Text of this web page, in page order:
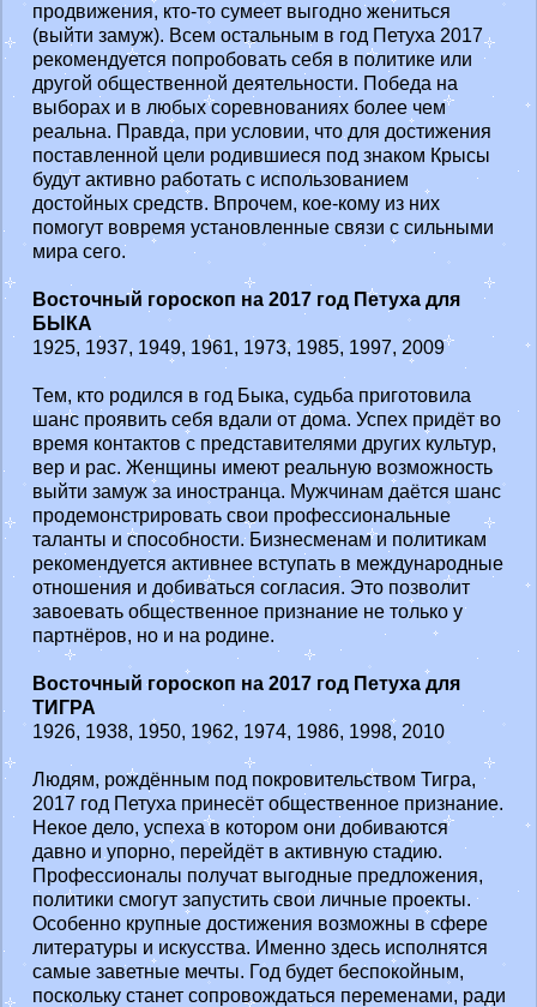
продвижения, кто-то сумеет выгодно жениться
(выйти замуж). Всем остальным в год Петуха 2017
рекомендуется попробовать себя в политике или
другой общественной деятельности. Победа на
выборах и в любых соревнованиях более чем
реальна. Правда, при условии, что для достижения
поставленной цели родившиеся под знаком Крысы
будут активно работать с использованием
достойных средств. Впрочем, кое-кому из них
помогут вовремя установленные связи с сильными
мира сего.
Восточный гороскоп на 2017 год Петуха для
БЫКА
1925, 1937, 1949, 1961, 1973, 1985, 1997, 2009
Тем, кто родился в год Быка, судьба приготовила
шанс проявить себя вдали от дома. Успех придёт во
время контактов с представителями других культур,
вер и рас. Женщины имеют реальную возможность
выйти замуж за иностранца. Мужчинам даётся шанс
продемонстрировать свои профессиональные
таланты и способности. Бизнесменам и политикам
рекомендуется активнее вступать в международные
отношения и добиваться согласия. Это позволит
завоевать общественное признание не только у
партнёров, но и на родине.
Восточный гороскоп на 2017 год Петуха для
ТИГРА
1926, 1938, 1950, 1962, 1974, 1986, 1998, 2010
Людям, рождённым под покровительством Тигра,
2017 год Петуха принесёт общественное признание.
Некое дело, успеха в котором они добиваются
давно и упорно, перейдёт в активную стадию.
Профессионалы получат выгодные предложения,
политики смогут запустить свои личные проекты.
Особенно крупные достижения возможны в сфере
литературы и искусства. Именно здесь исполнятся
самые заветные мечты. Год будет беспокойным,
поскольку станет сопровождаться переменами, ради